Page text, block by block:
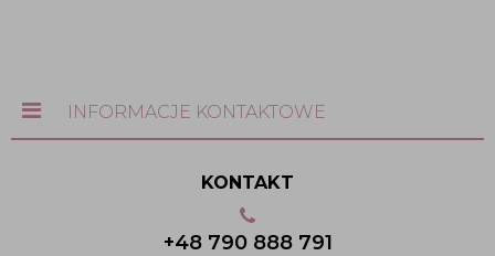
INFORMACJE KONTAKTOWE
KONTAKT
+48 790 888 791